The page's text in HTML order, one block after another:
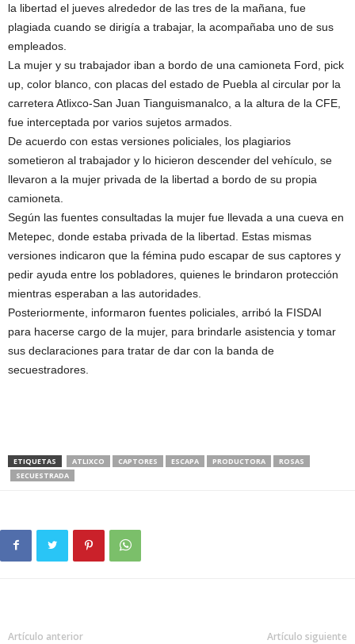
la libertad el jueves alrededor de las tres de la mañana, fue
plagiada cuando se dirigía a trabajar, la acompañaba uno de sus
empleados.
La mujer y su trabajador iban a bordo de una camioneta Ford, pick
up, color blanco, con placas del estado de Puebla al circular por la
carretera Atlixco-San Juan Tianguismanalco, a la altura de la CFE,
fue interceptada por varios sujetos armados.
De acuerdo con estas versiones policiales, los plagiarios
sometieron al trabajador y lo hicieron descender del vehículo, se
llevaron a la mujer privada de la libertad a bordo de su propia
camioneta.
Según las fuentes consultadas la mujer fue llevada a una cueva en
Metepec, donde estaba privada de la libertad. Estas mismas
versiones indicaron que la fémina pudo escapar de sus captores y
pedir ayuda entre los pobladores, quienes le brindaron protección
mientras esperaban a las autoridades.
Posteriormente, informaron fuentes policiales, arribó la FISDAI
para hacerse cargo de la mujer, para brindarle asistencia y tomar
sus declaraciones para tratar de dar con la banda de
secuestradores.
ETIQUETAS ATLIXCO CAPTORES ESCAPA PRODUCTORA
ROSAS
SECUESTRADA
Artículo anterior Artículo siguiente